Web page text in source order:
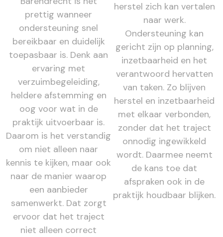
prettig wanneer
ondersteuning snel
bereikbaar en duidelijk
toepasbaar is. Denk aan
ervaring met
verzuimbegeleiding,
heldere afstemming en
oog voor wat in de
praktijk uitvoerbaar is.
Daarom is het verstandig
om niet alleen naar
kennis te kijken, maar ook
naar de manier waarop
een aanbieder
samenwerkt. Dat zorgt
ervoor dat het traject
niet alleen correct
herstel zich kan vertalen
naar werk.
Ondersteuning kan
gericht zijn op planning,
inzetbaarheid en het
verantwoord hervatten
van taken. Zo blijven
herstel en inzetbaarheid
met elkaar verbonden,
zonder dat het traject
onnodig ingewikkeld
wordt. Daarmee neemt
de kans toe dat
afspraken ook in de
praktijk houdbaar blijken.